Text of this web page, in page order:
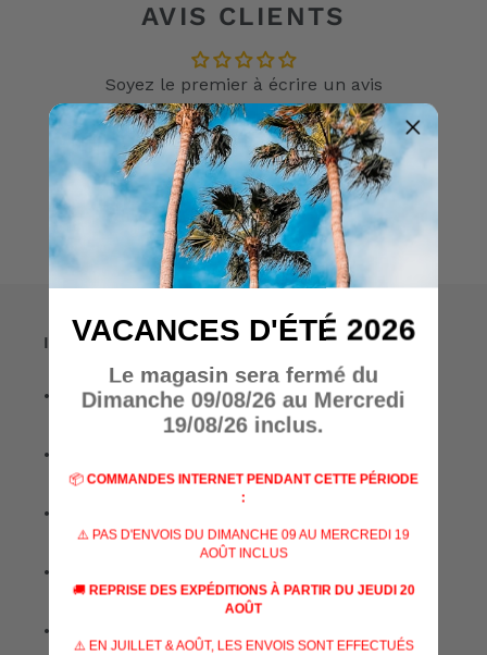
AVIS CLIENTS
Soyez le premier à écrire un avis
Écrire un avis
Informations
• A propos de nous
• Nos marques
• Nos spécialisations
• Nos services
• Notre atelier
VACANCES D'ÉTÉ 2026
Le magasin sera fermé du
Dimanche 09/08/26 au Mercredi
19/08/26 inclus.
📦 COMMANDES INTERNET PENDANT CETTE PÉRIODE
:
⚠️ PAS D'ENVOIS DU DIMANCHE 09 AU MERCREDI 19
AOÛT INCLUS
🚚 REPRISE DES EXPÉDITIONS À PARTIR DU JEUDI 20
AOÛT
⚠️ EN JUILLET & AOÛT, LES ENVOIS SONT EFFECTUÉS